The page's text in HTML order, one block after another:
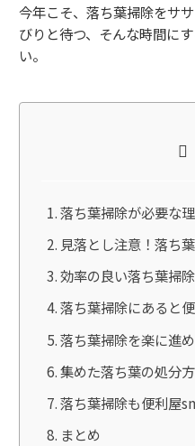
今年こそ、落ち葉掃除をサ
びりと待つ、そんな時間に
い。
落ち葉掃除が必要な
見落とし注意！落ち
効率の良い落ち葉掃
落ち葉掃除にあると
落ち葉掃除を楽に進
集めた落ち葉の処分
落ち葉掃除も便利屋
まとめ